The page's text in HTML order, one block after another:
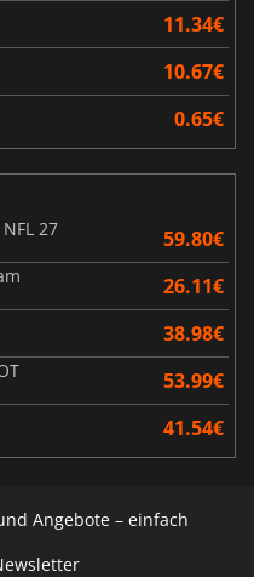
11.34€
10.67€
0.65€
27
59.80€
26.11€
38.98€
53.99€
41.54€
Angebote – einfach